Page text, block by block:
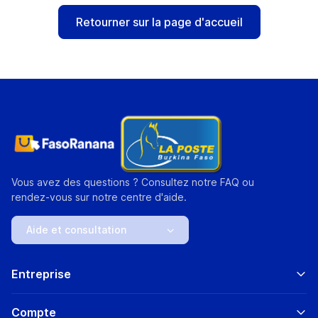
Retourner sur la page d'accueil
Vous avez des questions ? Consultez notre FAQ ou
rendez-vous sur notre centre d'aide.
Aide et consultation
Entreprise
Compte